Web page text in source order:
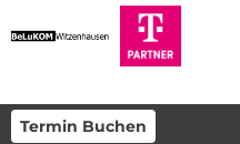
Termin Buchen